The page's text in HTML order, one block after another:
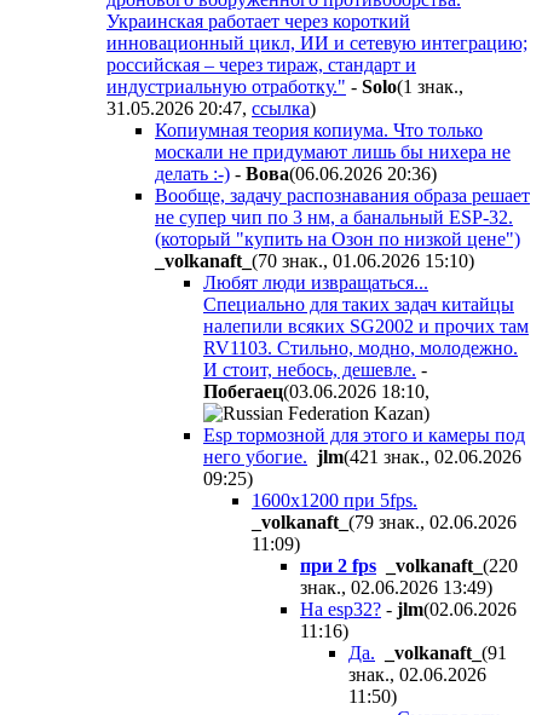
Украинская работает через короткий
инновационный цикл, ИИ и сетевую интеграцию;
российская – через тираж, стандарт и
индустриальную отработку." - Solo(1 знак.,
31.05.2026 20:47, ссылка)
Копиумная теория копиума. Что только
москали не придумают лишь бы нихера не
делать :-) - Boвa(06.06.2026 20:36)
Вообще, задачу распознавания образа решает
не супер чип по 3 нм, а банальный ЕSP-32.
(который "купить на Озон по низкой цене")
_volkanaft_ (70 знак., 01.06.2026 15:10)
Любят люди извращаться...
Специально для таких задач китайцы
налепили всяких SG2002 и прочих там
RV1103. Стильно, модно, молодежно.
И стоит, небось, дешевле. -
Пoбeгaeц(03.06.2026 18:10,
)
Esp тормозной для этого и камеры под
него убогие. jlm(421 знак., 02.06.2026
09:25)
1600х1200 при 5fps.
_volkanaft_ (79 знак., 02.06.2026
11:09)
при 2 fps
_volkanaft_ (220
знак., 02.06.2026 13:49)
На esp32? - jlm(02.06.2026
11:16)
Да.
_volkanaft_ (91
знак., 02.06.2026
11:50)